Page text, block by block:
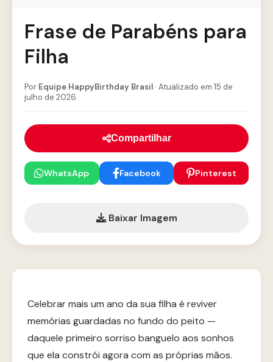
Frase de Parabéns para
Filha
Por Equipe HappyBirthday Brasil · Atualizado em 15 de
julho de 2026
Compartilhar
WhatsApp Facebook Pinterest
Baixar Imagem
Celebrar mais um ano da sua filha é reviver
memórias guardadas no fundo do peito —
daquele primeiro sorriso banguelo aos sonhos
que ela constrói agora com as próprias mãos.